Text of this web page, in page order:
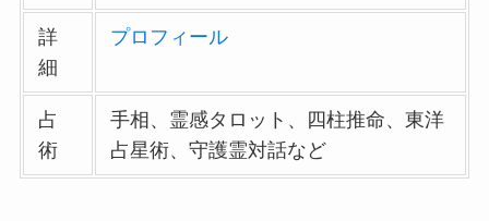
詳
細
プロフィール
占
術
手相、霊感タロット、四柱推命、東洋
占星術、守護霊対話など